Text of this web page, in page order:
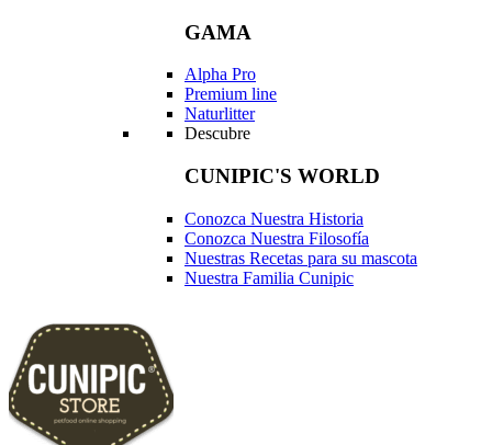
GAMA
Alpha Pro
Premium line
Naturlitter
Descubre
CUNIPIC'S WORLD
Conozca Nuestra Historia
Conozca Nuestra Filosofía
Nuestras Recetas para su mascota
Nuestra Familia Cunipic